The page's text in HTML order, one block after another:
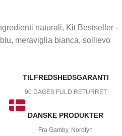
naturali, Kit Bestseller -
, meraviglia bianca, sollievo
TILFREDSHEDSGARANTI
90 DAGES FULD RETURRET
DANSKE PRODUKTER
Fra Gamby, Nordfyn